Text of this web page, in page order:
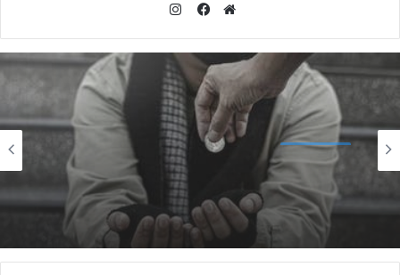
الويب
حكايات الناس
2024-12-30
حكايات الناس
2024-12-05
تونس : 60 % من المتسولين نساء و دخلهم
اليومي يصل إلى 150 دينارا